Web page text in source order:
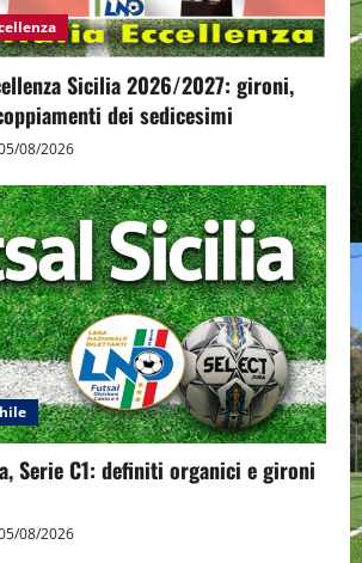
Sicilia 2026/2027: gironi,
dei sedicesimi
08/2026
Serie C1: definiti organici e gironi
08/2026